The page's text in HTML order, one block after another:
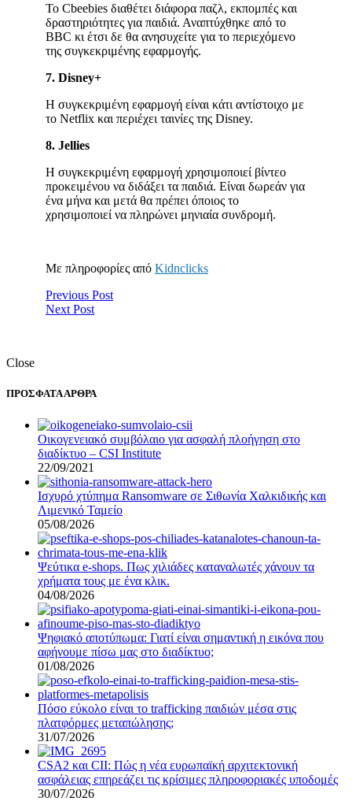
Το Cbeebies διαθέτει διάφορα παζλ, εκπομπές και
δραστηριότητες για παιδιά. Αναπτύχθηκε από το
BBC κι έτσι δε θα ανησυχείτε για το περιεχόμενο
της συγκεκριμένης εφαρμογής.
7. Disney+
Η συγκεκριμένη εφαρμογή είναι κάτι αντίστοιχο με
το Netflix και περιέχει ταινίες της Disney.
8. Jellies
Η συγκεκριμένη εφαρμογή χρησιμοποιεί βίντεο
προκειμένου να διδάξει τα παιδιά. Είναι δωρεάν για
ένα μήνα και μετά θα πρέπει όποιος το
χρησιμοποιεί να πληρώνει μηνιαία συνδρομή.
Mε πληροφορίες από Kidnclicks
Previous Post
Next Post
Close
ΠΡΟΣΦΑΤΑ ΑΡΘΡΑ
Οικογενειακό συμβόλαιο για ασφαλή πλοήγηση στο
διαδίκτυο – CSI Institute
22/09/2021
Ισχυρό χτύπημα Ransomware σε Σιθωνία Χαλκιδικής και
Λιμενικό Ταμείο
05/08/2026
Ψεύτικα e-shops. Πως χιλιάδες καταναλωτές χάνουν τα
χρήματα τους με ένα κλικ.
04/08/2026
Ψηφιακό αποτύπωμα: Γιατί είναι σημαντική η εικόνα που
αφήνουμε πίσω μας στο διαδίκτυο;
01/08/2026
Πόσο εύκολο είναι το trafficking παιδιών μέσα στις
πλατφόρμες μεταπώλησης;
31/07/2026
CSA2 και CII: Πώς η νέα ευρωπαϊκή αρχιτεκτονική
ασφάλειας επηρεάζει τις κρίσιμες πληροφοριακές υποδομές
30/07/2026